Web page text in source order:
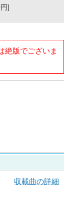
]
絶版でございま
収載曲の詳細